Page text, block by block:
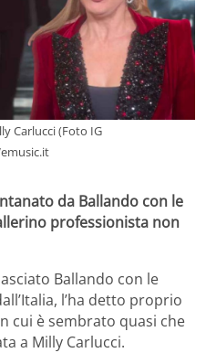
Carlucci (Foto IG
da Ballando con le
professionista non
Ballando con le
l’ha detto proprio
cui è sembrato quasi che
a Milly Carlucci.